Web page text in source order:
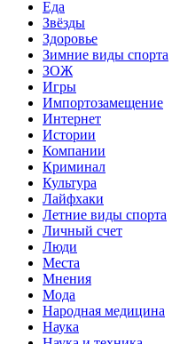
Еда
Звёзды
Здоровье
Зимние виды спорта
ЗОЖ
Игры
Импортозамещение
Интернет
Истории
Компании
Криминал
Культура
Лайфхаки
Летние виды спорта
Личный счет
Люди
Места
Мнения
Мода
Народная медицина
Наука